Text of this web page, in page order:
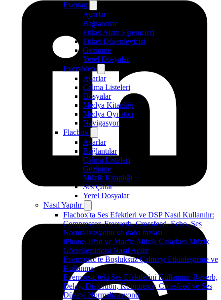
Evertag
Ayarlar
Bağlantılar
Etiket Alanı Eşlemeleri
Etiket Düzenleyicisi
Gezinme
Yerel Dosyalar
Evervideo
Ayarlar
Çalma Listeleri
Dosyalar
Medya Kitaplığı
Medya Oynatıcı
Navigasyon
Flacbox
Ayarlar
Bağlantılar
Çalma Listeleri
Gezinme
Müzik Kitaplığı
Ses Çalar
Yerel Dosyalar
Nasıl Yapılır
Flacbox'ta Ses Efektleri ve DSP Nasıl Kullanılır:
Compressor, Freeverb, Crossfeed, Echo, Ses
Normalizasyonu ve daha fazlası
iPhone, iPad ve Mac'te Müzik Çalarken Müzik
Görselleştiricisi Nasıl Açılır
Evermusic'te Boşluksuz Çalmayı Etkinleştirme ve
Kullanma
Evermusic'teki Ses Efektlerini Kullanma: Reverb,
Delay, Distortion, Kompresör, Crossfeed ve Ses
Düzeyi Normalizasyonu